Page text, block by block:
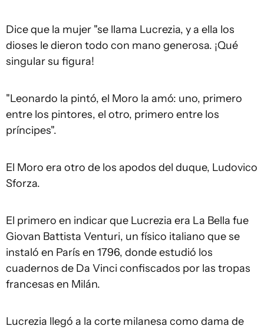
Dice que la mujer "se llama Lucrezia, y a ella los
dioses le dieron todo con mano generosa. ¡Qué
singular su figura!
"Leonardo la pintó, el Moro la amó: uno, primero
entre los pintores, el otro, primero entre los
príncipes".
El Moro era otro de los apodos del duque, Ludovico
Sforza.
El primero en indicar que Lucrezia era La Bella fue
Giovan Battista Venturi, un físico italiano que se
instaló en París en 1796, donde estudió los
cuadernos de Da Vinci confiscados por las tropas
francesas en Milán.
Lucrezia llegó a la corte milanesa como dama de